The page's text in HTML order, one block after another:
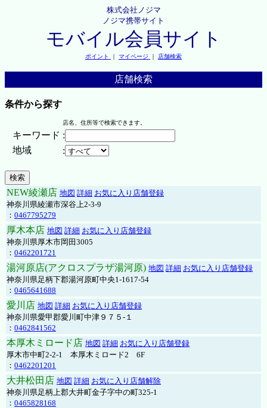
株式会社ノジマ
ノジマ携帯サイト
モバイル会員サイト
ポイント ｜ マイページ ｜ 店舗検索
店舗検索
条件から探す
店名、住所等で検索できます。
キーワード :
地域
:
NEW綾瀬店 地図 詳細 お気に入り店舗登録
神奈川県綾瀬市深谷上2-3-9
： 0467795279
厚木本店 地図 詳細 お気に入り店舗登録
神奈川県厚木市岡田3005
： 0462201721
湯河原店(アクロスプラザ湯河原) 地図 詳細 お気に入り店舗登録
神奈川県足柄下郡湯河原町中央1-1617-54
： 0465641688
愛川店 地図 詳細 お気に入り店舗登録
神奈川県愛甲郡愛川町中津９７５-１
： 0462841562
本厚木ミロード店 地図 詳細 お気に入り店舗登録
厚木市中町2-2-1 本厚木ミロード2 6F
： 0462201201
大井松田店 地図 詳細 お気に入り店舗解除
神奈川県足柄上郡大井町金子字中の町325-1
： 0465828168